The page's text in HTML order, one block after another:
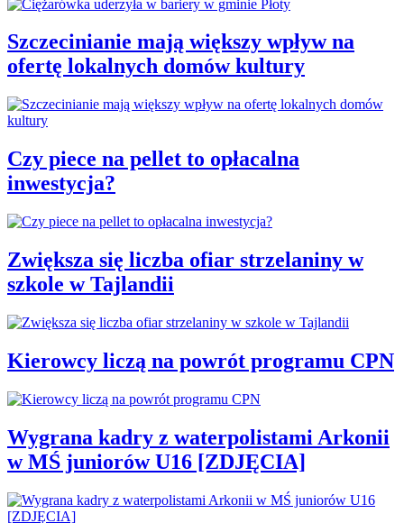
Szczecinianie mają większy wpływ na
ofertę lokalnych domów kultury
Czy piece na pellet to opłacalna
inwestycja?
Zwiększa się liczba ofiar strzelaniny w
szkole w Tajlandii
Kierowcy liczą na powrót programu CPN
Wygrana kadry z waterpolistami Arkonii
w MŚ juniorów U16 [ZDJĘCIA]